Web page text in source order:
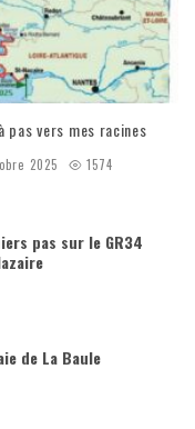
pas vers mes racines
2025 1574
pas sur le GR34
de La Baule